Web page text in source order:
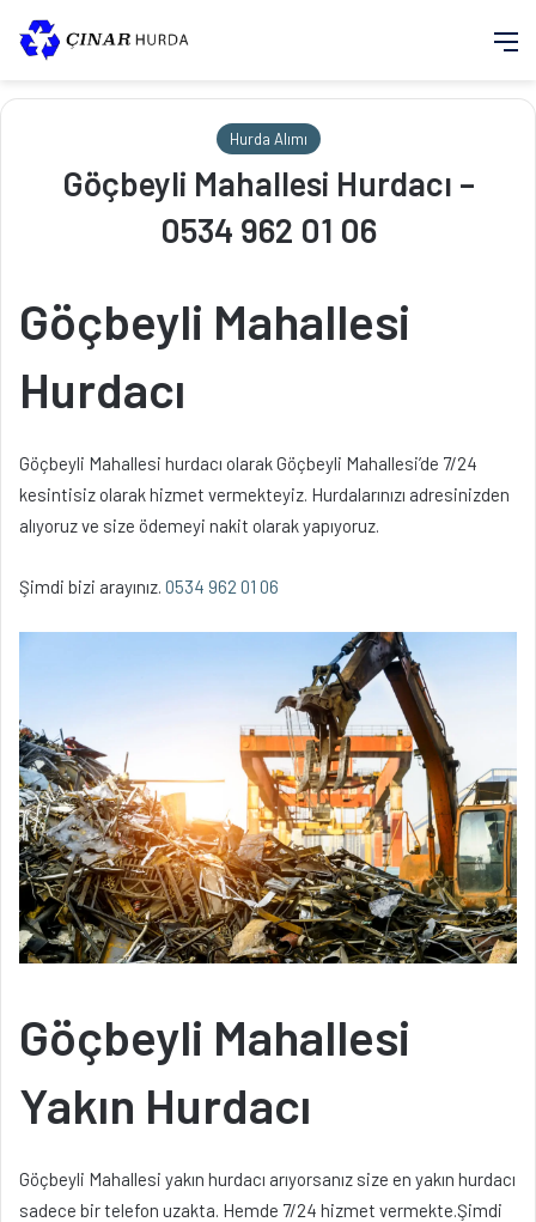
Hurda Alımı
Göçbeyli Mahallesi Hurdacı –
0534 962 01 06
Göçbeyli Mahallesi
Hurdacı
Göçbeyli Mahallesi hurdacı olarak Göçbeyli Mahallesi’de 7/24
kesintisiz olarak hizmet vermekteyiz. Hurdalarınızı adresinizden
alıyoruz ve size ödemeyi nakit olarak yapıyoruz.
Şimdi bizi arayınız. 0534 962 01 06
Göçbeyli Mahallesi
Yakın Hurdacı
Göçbeyli Mahallesi yakın hurdacı arıyorsanız size en yakın hurdacı
sadece bir telefon uzakta. Hemde 7/24 hizmet vermekte.Şimdi